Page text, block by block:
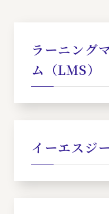
ラーニング
ム（LMS）
イーエスジ